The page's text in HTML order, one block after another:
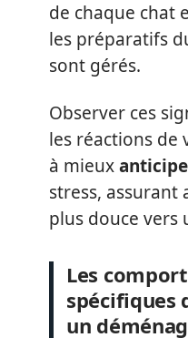
de chaque chat
les préparatifs
sont gérés.
Observer ces
les réactions de
à mieux
stress, assurant
plus douce vers
Les
spécifiques
un